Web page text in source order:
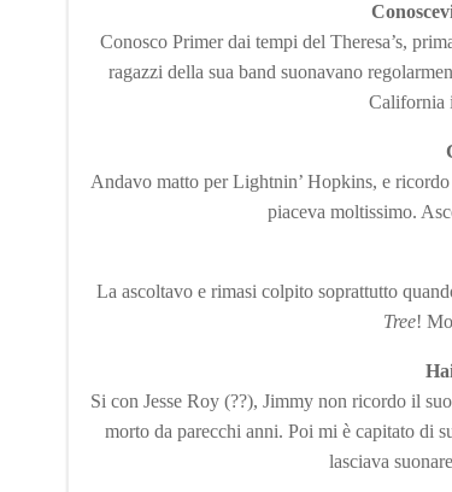
Conosco Primer dai tempi del Theresa’s,
ragazzi della sua band suonavano
California
Andavo matto per Lightnin’ Hopkins, e ricordo
piaceva moltissimo.
La ascoltavo e rimasi colpito soprattutto
Tree!
Si con Jesse Roy (??), Jimmy non ricordo il
morto da parecchi anni. Poi mi è capitato di
lasciava